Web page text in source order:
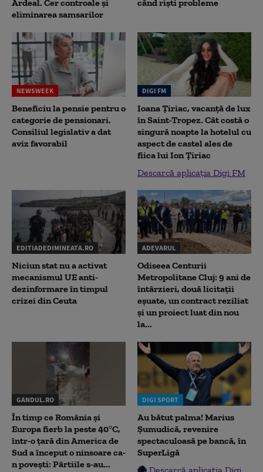
Ardeal. Cer controale și
eliminarea samsarilor
când riști probleme
NEWSWEEK
Beneficiu la pensie pentru o
categorie de pensionari.
Consiliul legislativ a dat
aviz favorabil
DIGI FM
Ioana Țiriac, vacanță de lux
în Saint-Tropez. Cât costă o
singură noapte la hotelul cu
aspect de castel ales de
fiica lui Ion Țiriac
Descarcă aplicația Digi FM
EDITIADEDIMINEATA.RO
Niciun stat nu a activat
mecanismul UE anti-
dezinformare în timpul
crizei din Ceuta
ADEVARUL
Odiseea Centurii
Metropolitane Cluj: 9 ani de
întârzieri, două licitații
eșuate, un contract reziliat
și un proiect luat din nou
la...
GANDUL.RO
În timp ce România și
Europa fierb la peste 40°C,
într-o țară din America de
Sud a început o ninsoare ca-
n povești: Pârtiile s-au...
DIGI SPORT
Au bătut palma! Marius
Șumudică, revenire
spectaculoasă pe bancă, în
SuperLigă